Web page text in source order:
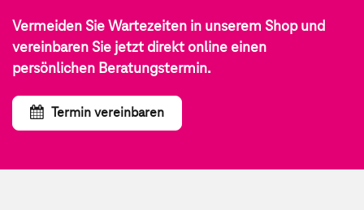
Vermeiden Sie Wartezeiten in unserem Shop und
vereinbaren Sie jetzt direkt online einen
persönlichen Beratungstermin.
Termin vereinbaren